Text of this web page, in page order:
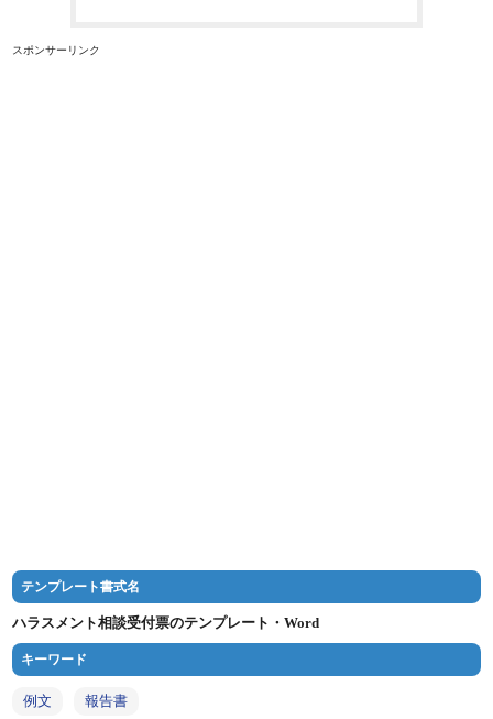
スポンサーリンク
テンプレート書式名
ハラスメント相談受付票のテンプレート・Word
キーワード
例文 報告書